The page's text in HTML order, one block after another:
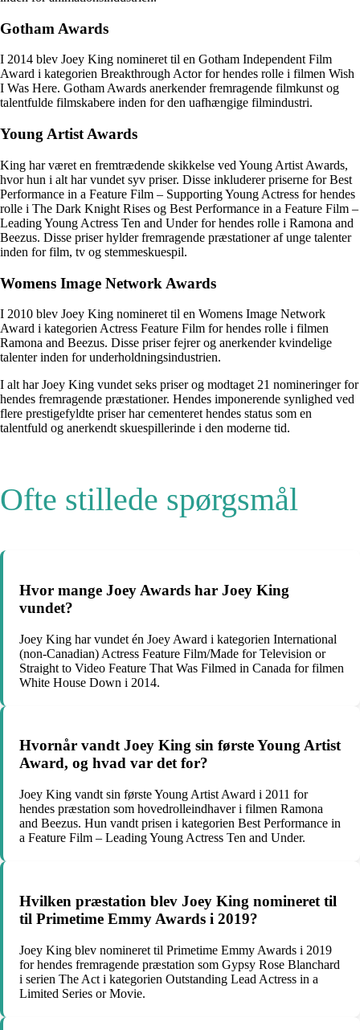
Gotham Awards
I 2014 blev Joey King nomineret til en Gotham Independent Film
Award i kategorien Breakthrough Actor for hendes rolle i filmen Wish
I Was Here. Gotham Awards anerkender fremragende filmkunst og
talentfulde filmskabere inden for den uafhængige filmindustri.
Young Artist Awards
King har været en fremtrædende skikkelse ved Young Artist Awards,
hvor hun i alt har vundet syv priser. Disse inkluderer priserne for Best
Performance in a Feature Film – Supporting Young Actress for hendes
rolle i The Dark Knight Rises og Best Performance in a Feature Film –
Leading Young Actress Ten and Under for hendes rolle i Ramona and
Beezus. Disse priser hylder fremragende præstationer af unge talenter
inden for film, tv og stemmeskuespil.
Womens Image Network Awards
I 2010 blev Joey King nomineret til en Womens Image Network
Award i kategorien Actress Feature Film for hendes rolle i filmen
Ramona and Beezus. Disse priser fejrer og anerkender kvindelige
talenter inden for underholdningsindustrien.
I alt har Joey King vundet seks priser og modtaget 21 nomineringer for
hendes fremragende præstationer. Hendes imponerende synlighed ved
flere prestigefyldte priser har cementeret hendes status som en
talentfuld og anerkendt skuespillerinde i den moderne tid.
Ofte stillede spørgsmål
Hvor mange Joey Awards har Joey King
vundet?
Joey King har vundet én Joey Award i kategorien International
(non-Canadian) Actress Feature Film/Made for Television or
Straight to Video Feature That Was Filmed in Canada for filmen
White House Down i 2014.
Hvornår vandt Joey King sin første Young Artist
Award, og hvad var det for?
Joey King vandt sin første Young Artist Award i 2011 for
hendes præstation som hovedrolleindhaver i filmen Ramona
and Beezus. Hun vandt prisen i kategorien Best Performance in
a Feature Film – Leading Young Actress Ten and Under.
Hvilken præstation blev Joey King nomineret til
til Primetime Emmy Awards i 2019?
Joey King blev nomineret til Primetime Emmy Awards i 2019
for hendes fremragende præstation som Gypsy Rose Blanchard
i serien The Act i kategorien Outstanding Lead Actress in a
Limited Series or Movie.